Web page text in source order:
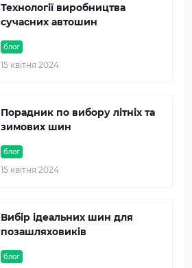
блог
15 квітня 2024
Технології виробництва
сучасних автошин
блог
15 квітня 2024
Порадник по вибору літніх та
зимових шин
блог
Вибір ідеальних шин для
позашляховиків